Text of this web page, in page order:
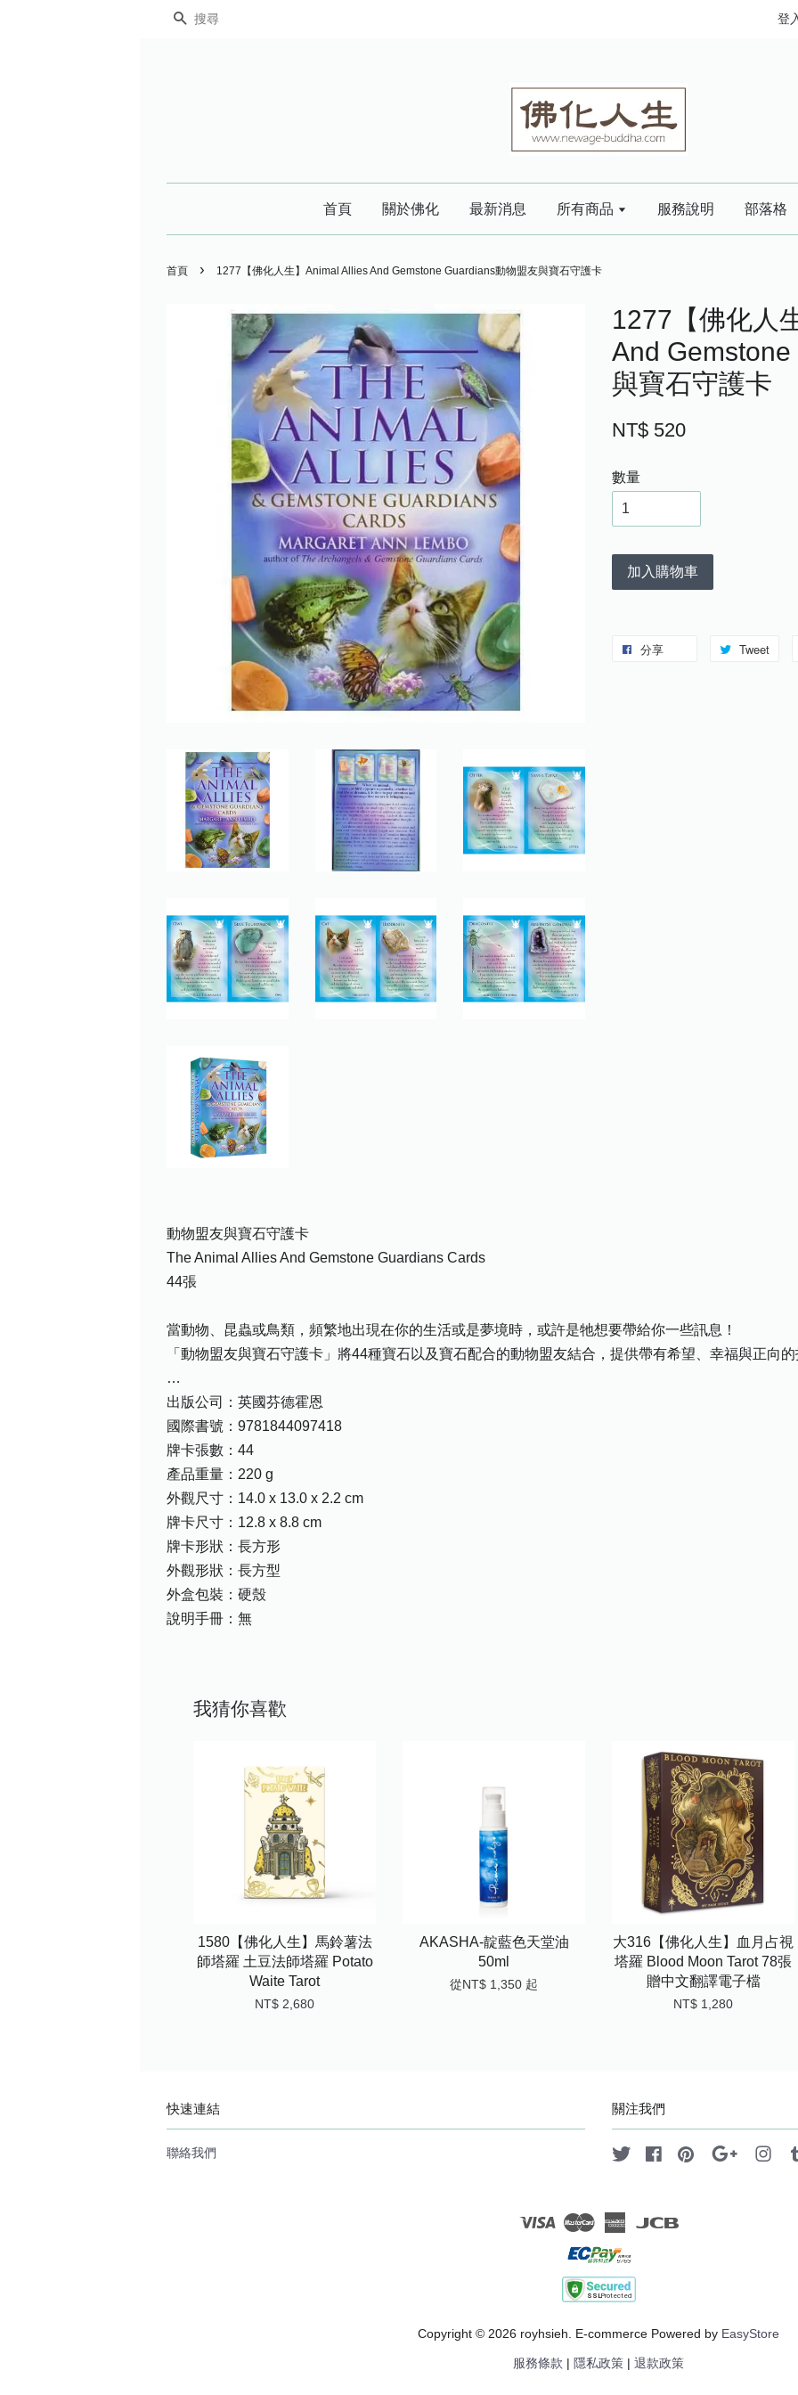
搜尋 登
首頁 關於佛化 最新消息 所有商品 服務說明 部落格
首頁 › 1277【佛化人生】Animal Allies And Gemstone Guardians動物盟友與寶石守護卡
1277【佛化人
And
與寶石守護卡
NT$ 520
數量
加入購物車
分享 Tweet
動物盟友與寶石守護卡
The Animal Allies And Gemstone Guardians Cards
44張
當動物、昆蟲或鳥類，頻繁地出現在你的生活或是夢境時，或許是牠想要帶給你一些訊息！
「動物盟友與寶石守護卡」將44種寶石以及寶石配合的動物盟友結合，提供帶有希望、幸福與正向的
…
出版公司：英國芬德霍恩
國際書號：9781844097418
牌卡張數：44
產品重量：220 g
外觀尺寸：14.0 x 13.0 x 2.2 cm
牌卡尺寸：12.8 x 8.8 cm
牌卡形狀：長方形
外觀形狀：長方型
外盒包裝：硬殼
說明手冊：無
我猜你喜歡
1580【佛化人生】馬鈴薯法
師塔羅 土豆法師塔羅 Potato
Waite Tarot
NT$ 2,680
AKASHA-靛藍色天堂油
50ml
從 NT$ 1,350 起
大316【佛化人生】血月占視
塔羅 Blood Moon Tarot 78張
贈中文翻譯電子檔
NT$ 1,280
快速連結
聯絡我們
關注我們
Twitter FacebookPinterest Google
Visa Master American
Copyright © 2026 royhsieh. E-commerce Powered by EasyStore
服務條款 隱私政策 退款政策